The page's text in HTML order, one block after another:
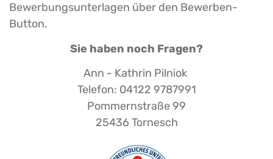
Bewerbungsunterlagen über den Bewerben-
Button.
Sie haben noch Fragen?
Ann - Kathrin Pilniok
Telefon: 04122 9787991
Pommernstraße 99
25436 Tornesch